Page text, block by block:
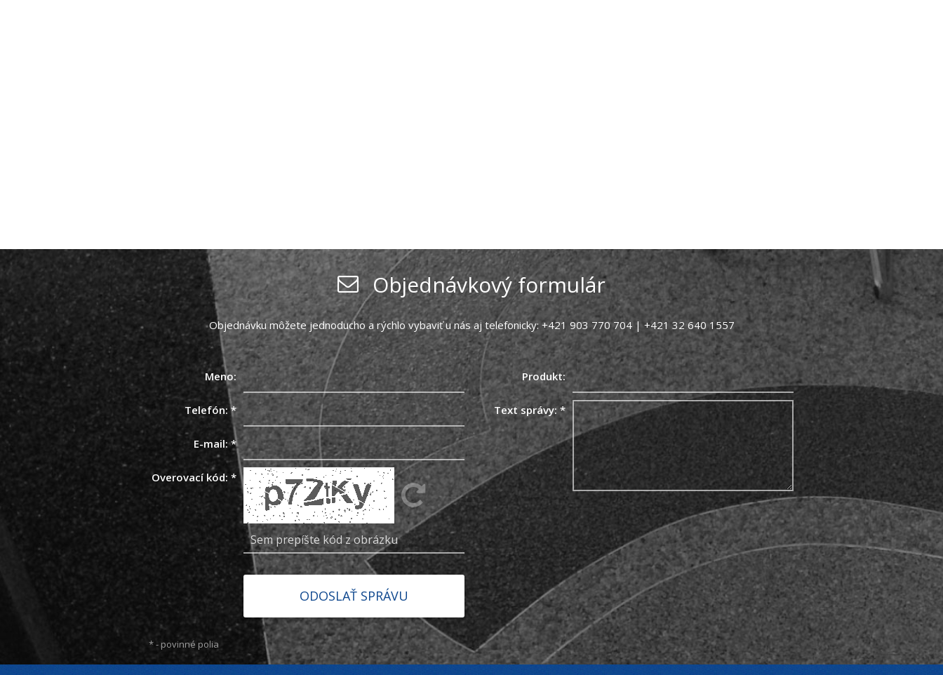
Objednávkový formulár
Objednávku môžete jednoducho a rýchlo vybaviť u nás aj telefonicky: +421 903 770 704 | +421 32 640 1557
Meno:
Telefón:*
E-mail:*
Overovací kód: *
Produkt:
Text správy:*
*- povinné polia